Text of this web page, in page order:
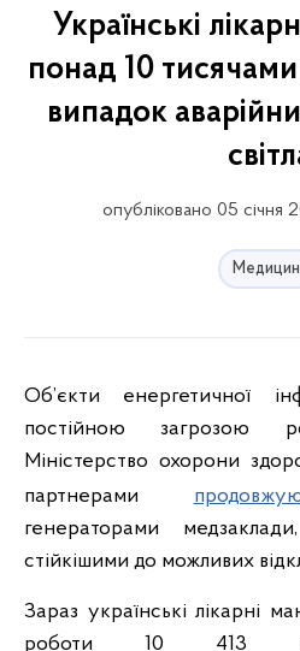
Українські
понад 10 тисячами
випадок
опубліковано 05 січня
Об’єкти енергетичної
постійною загрозою
Міністерство охорони
партнерами
генераторами
стійкішими до можливих
Зараз українські лікарні
роботи 10 413